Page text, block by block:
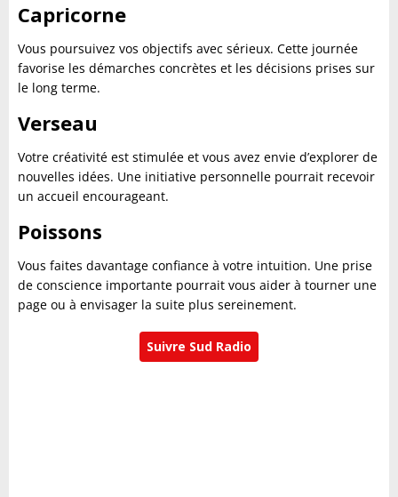
Capricorne
Vous poursuivez vos objectifs avec sérieux. Cette journée
favorise les démarches concrètes et les décisions prises sur
le long terme.
Verseau
Votre créativité est stimulée et vous avez envie d’explorer de
nouvelles idées. Une initiative personnelle pourrait recevoir
un accueil encourageant.
Poissons
Vous faites davantage confiance à votre intuition. Une prise
de conscience importante pourrait vous aider à tourner une
page ou à envisager la suite plus sereinement.
Suivre Sud Radio